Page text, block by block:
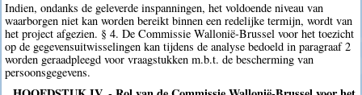
Indien, ondanks de geleverde inspanningen, het voldoende niveau van
waarborgen niet kan worden bereikt binnen een redelijke termijn, wordt van
het project afgezien. § 4. De Commissie Wallonië-Brussel voor het toezicht
op de gegevensuitwisselingen kan tijdens de analyse bedoeld in paragraaf 2
worden geraadpleegd voor vraagstukken m.b.t. de bescherming van
persoonsgegevens.